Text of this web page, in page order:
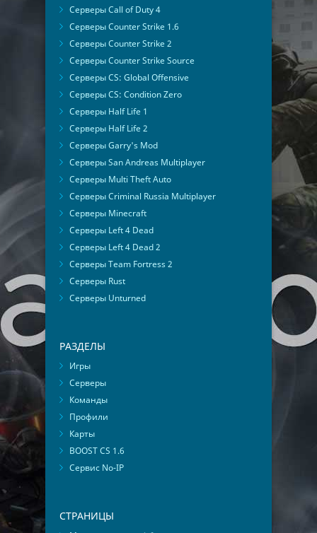
Серверы Call of Duty 4
Серверы Counter Strike 1.6
Серверы Counter Strike 2
Серверы Counter Strike Source
Серверы CS: Global Offensive
Серверы CS: Condition Zero
Серверы Half Life 1
Серверы Half Life 2
Серверы Garry's Mod
Серверы San Andreas Multiplayer
Серверы Multi Theft Auto
Серверы Criminal Russia Multiplayer
Серверы Minecraft
Серверы Left 4 Dead
Серверы Left 4 Dead 2
Серверы Team Fortress 2
Серверы Rust
Серверы Unturned
РАЗДЕЛЫ
Игры
Серверы
Команды
Профили
Карты
BOOST CS 1.6
Сервис No-IP
СТРАНИЦЫ